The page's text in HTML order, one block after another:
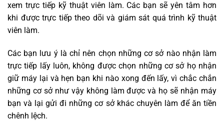
xem trực tiếp kỹ thuật viên làm. Các bạn sẽ yên tâm hơn
khi được trực tiếp theo dõi và giám sát quá trình kỹ thuật
viên làm.
Các bạn lưu ý là chỉ nên chọn những cơ sở nào nhận làm
trực tiếp lấy luôn, không được chọn những cơ sở họ nhận
giữ máy lại và hẹn bạn khi nào xong đến lấy, vì chắc chắn
những cơ sở như vậy không làm được và họ sẽ nhận máy
bạn và lại gửi đi những cơ sở khác chuyên làm để ăn tiền
chênh lệch.